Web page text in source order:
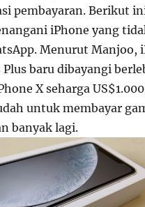
pembayaran. Berikut
iPhone yang
Menurut Manjoo,
Plus baru dibayangi
X seharga
untuk membayar
banyak lagi.